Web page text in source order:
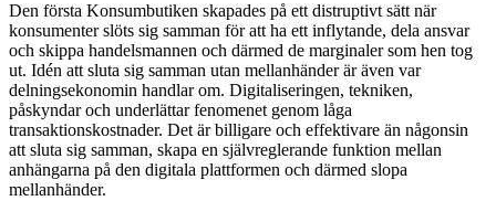
Den första Konsumbutiken skapades på ett distruptivt sätt när
konsumenter slöts sig samman för att ha ett inflytande, dela ansvar
och skippa handelsmannen och därmed de marginaler som hen tog
ut. Idén att sluta sig samman utan mellanhänder är även var
delningsekonomin handlar om. Digitaliseringen, tekniken,
påskyndar och underlättar fenomenet genom låga
transaktionskostnader. Det är billigare och effektivare än någonsin
att sluta sig samman, skapa en självreglerande funktion mellan
anhängarna på den digitala plattformen och därmed slopa
mellanhänder.